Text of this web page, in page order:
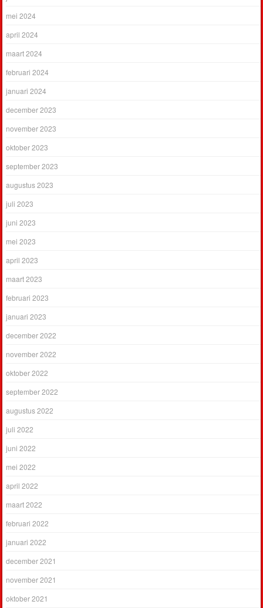
mei 2024
april 2024
maart 2024
februari 2024
januari 2024
december 2023
november 2023
oktober 2023
september 2023
augustus 2023
juli 2023
juni 2023
mei 2023
april 2023
maart 2023
februari 2023
januari 2023
december 2022
november 2022
oktober 2022
september 2022
augustus 2022
juli 2022
juni 2022
mei 2022
april 2022
maart 2022
februari 2022
januari 2022
december 2021
november 2021
oktober 2021